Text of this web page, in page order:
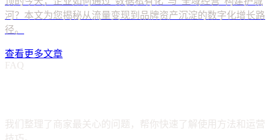
查看更多文章
FAQ
我们整理了商家最关心的问题，帮你快速了解使用方法和运营